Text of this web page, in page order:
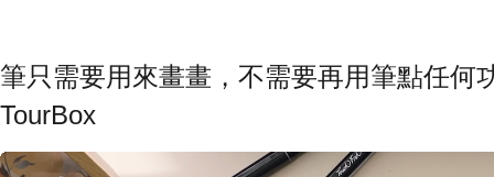
筆只需要用來畫畫，不需要再用筆點任何
TourBox